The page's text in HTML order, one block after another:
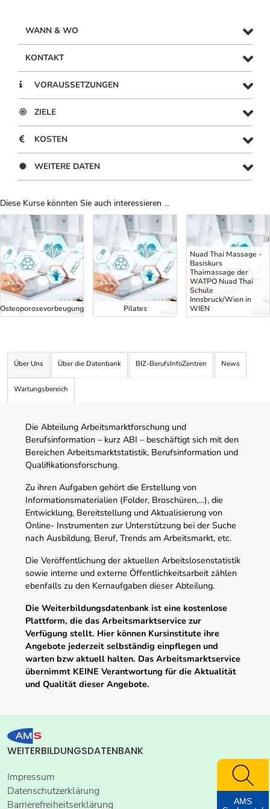
WANN & WO
KONTAKT
VORAUSSETZUNGEN
ZIELE
KOSTEN
WEITERE DATEN
Diese Kurse könnten Sie auch interessieren ...
Uber Weiterbildungsvorschläge
Osteoporosevorbeugung Pilates
Nuad Thai Massage -
Basiskurs
Thaimassage der
WATPO Nuad Thai
Schule
Innsbruck/Wien in
WIEN
Über Uns Über die Datenbank BIZ-BerufsInfoZentren News
Wartungsbereich
Die Abteilung Arbeitsmarktforschung und
Berufsinformation – kurz ABI – beschäftigt sich mit den
Bereichen Arbeitsmarktstatistik, Berufsinformation und
Qualifikationsforschung.
Zu ihren Aufgaben gehört die Erstellung von
Informationsmaterialien (Folder, Broschüren,…), die
Entwicklung, Bereitstellung und Aktualisierung von
Online- Instrumenten zur Unterstützung bei der Suche
nach Ausbildung, Beruf, Trends am Arbeitsmarkt, etc.
Die Veröffentlichung der aktuellen Arbeitslosenstatistik
sowie interne und externe Öffentlichkeitsarbeit zählen
ebenfalls zu den Kernaufgaben dieser Abteilung.
Die Weiterbildungsdatenbank ist eine kostenlose
Plattform, die das Arbeitsmarktservice zur
Verfügung stellt. Hier können Kursinstitute ihre
Angebote jederzeit selbständig einpflegen und
warten bzw aktuell halten. Das Arbeitsmarktservice
übernimmt KEINE Verantwortung für die Aktualität
und Qualität dieser Angebote.
WEITERBILDUNGSDATENBANK
Impressum
Datenschutzerklärung
Barrierefreiheitserklärung
AMS